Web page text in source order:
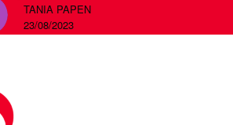
TANIA PAPEN
23/08/2023